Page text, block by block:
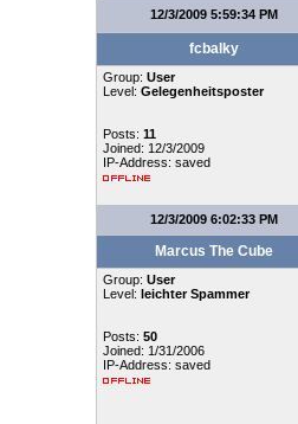
12/3/2009 5:59:34 PM
fcbalky
Group: User
Level: Gelegenheitsposter
Posts: 11
Joined: 12/3/2009
IP-Address: saved
12/3/2009 6:02:33 PM
Marcus The Cube
Group: User
Level: leichter Spammer
Posts: 50
Joined: 1/31/2006
IP-Address: saved